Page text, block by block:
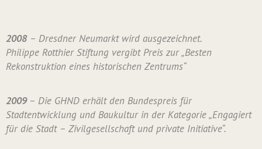
2008– Dresdner Neumarkt wird ausgezeichnet.
Philippe Rotthier Stiftung vergibt Preis zur „Besten
Rekonstruktion eines historischen Zentrums“
2009 – Die GHND erhält den Bundespreis für
Stadtentwicklung und Baukultur in der Kategorie „Engagiert
für die Stadt – Zivilgesellschaft und private Initiative“.